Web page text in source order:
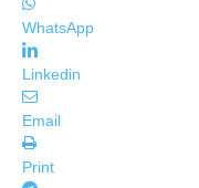
WhatsApp
Linkedin
Email
Print